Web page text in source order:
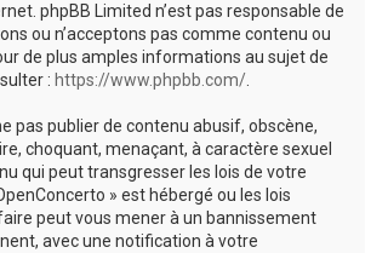
phpBB Limited n’est pas responsable de
ou n’acceptons pas comme contenu ou
de plus amples informations au sujet de
: https://www.phpbb.com/.
pas publier de contenu abusif, obscène,
choquant, menaçant, à caractère sexuel
qui peut transgresser les lois de votre
» est hébergé ou les lois
peut vous mener à un bannissement
avec une notification à votre